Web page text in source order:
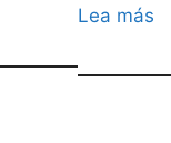
Lea más